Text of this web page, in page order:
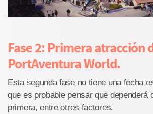
Fase 2: Primera atracción
PortAventura World.
Esta segunda fase no tiene una fecha
que es probable pensar que dependerá
primera, entre otros factores.